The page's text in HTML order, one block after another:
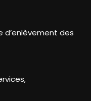
d’enlèvement des